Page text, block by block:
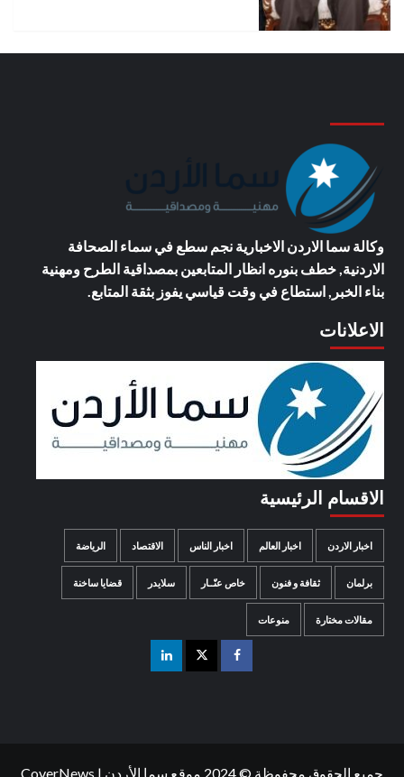
وكالة سما الاردن الاخباريةنجم سطع في سماء الصحافة
الاردنية, خطف بنوره انظار المتابعين بمصداقية الطرح ومهنية
بناء الخبر, استطاع في وقت قياسي يفوز بثقة المتابع.
الاعلانات
الاقسام الرئيسية
اخبار الاردن اخبار العالم اخبار الناس الاقتصاد الرياضة
برلمان ثقافة و فنون خاص عنّــار سلايدر قضايا ساخنة
مقالات مختارة منوعات
جميع الحقوق محفوظة © 2024 موقع سما الأردن |
CoverNews